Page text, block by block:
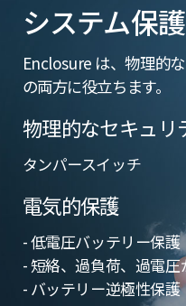
システム保護
Enclosure は、物理的
の両方に役立ちます。
物理的なセキュリ
タンパースイッチ
電気的保護
- 低電圧バッテリー保護
- 短絡、過負荷、過電
- バッテリー逆極性保護